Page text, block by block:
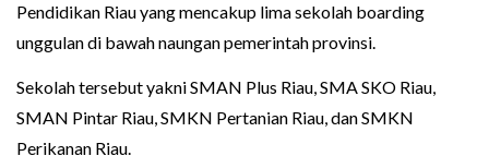
Pendidikan Riau yang mencakup lima sekolah boarding
unggulan di bawah naungan pemerintah provinsi.
Sekolah tersebut yakni SMAN Plus Riau, SMA SKO Riau,
SMAN Pintar Riau, SMKN Pertanian Riau, dan SMKN
Perikanan Riau.